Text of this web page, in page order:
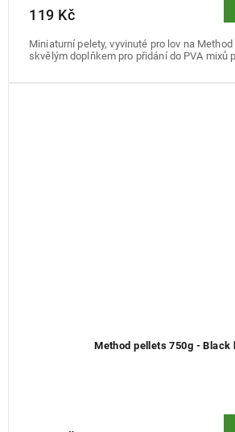
119 Kč
Miniaturní pelety, vyvinuté pro lov na
skvělým doplňkem pro přidání do PVA mixů
Method pellets 750g - Black